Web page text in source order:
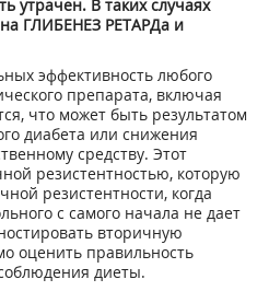
утрачен. В таких случаях
ГЛИБЕНЕЗ РЕТАРДа и
эффективность любого
препарата, включая
что может быть результатом
диабета или снижения
средству. Этот
резистентностью, которую
резистентности, когда
с самого начала не дает
вторичную
оценить правильность
диеты.